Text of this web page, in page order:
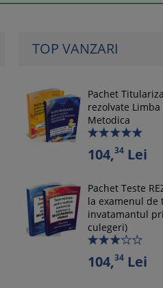
TOP VANZARI
Pachet
rezolvate
Metodica
104,34Lei
Pachet Teste
la examenul
invatamantul
culegeri)
104,34Lei